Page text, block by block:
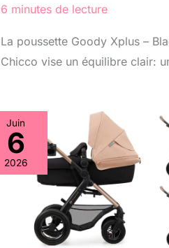
6 minutes de lecture
La poussette Goody Xplus –
Chicco vise un équilibre clair:
Juin
6
2026